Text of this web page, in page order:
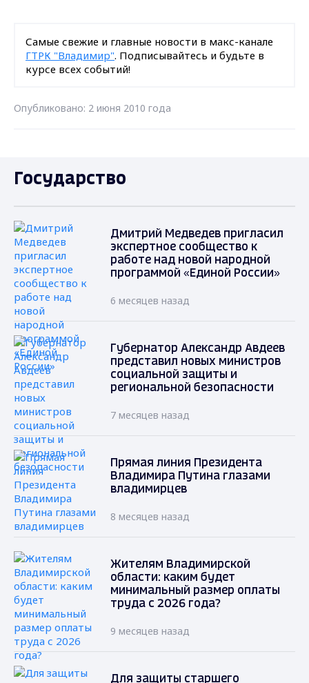
Самые свежие и главные новости в макс-канале
ГТРК "Владимир". Подписывайтесь и будьте в
курсе всех событий!
Опубликовано: 2 июня 2010 года
Государство
Дмитрий Медведев пригласил
экспертное сообщество к
работе над новой народной
программой «Единой России»
6 месяцев назад
Губернатор Александр Авдеев
представил новых министров
социальной защиты и
региональной безопасности
7 месяцев назад
Прямая линия Президента
Владимира Путина глазами
владимирцев
8 месяцев назад
Жителям Владимирской
области: каким будет
минимальный размер оплаты
труда с 2026 года?
9 месяцев назад
Для защиты старшего